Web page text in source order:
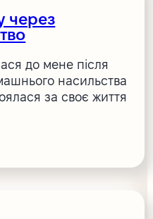
через
до мене після
насильства
за своє життя